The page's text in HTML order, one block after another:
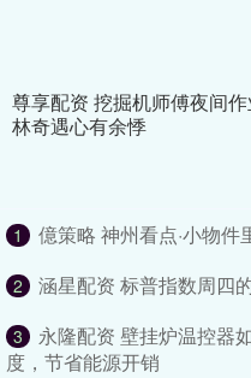
尊享配资 挖掘机师傅夜间
林奇遇心有余悸
1 億策略 神州看点·小物件
2 涵星配资 标普指数周四
3
永隆配资 壁挂炉温控器
度，节省能源开销